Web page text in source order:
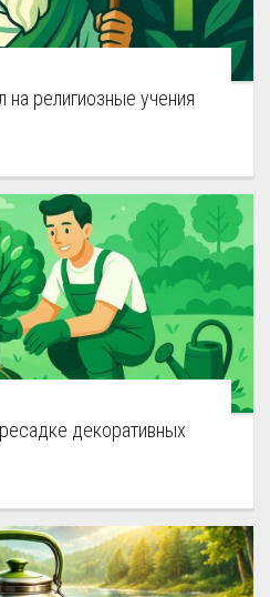
на религиозные учения
декоративных